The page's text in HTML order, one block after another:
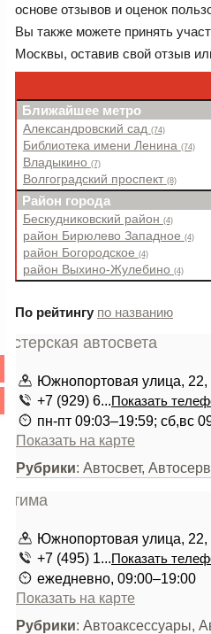
основе отзывов и оценок
Вы также можете принять
Москвы, оставив свой отзыв
Ближайшее метро
Александровский сад (74)
Библиотека имени Ленина (74)
Владыкино (7)
Волгоградский проспект (8)
Район города
Бескудниковский район (4)
район Бирюлево Западное (4)
район Богородское (4)
район Выхино-Жулебино (4)
По рейтингу по названию
Южнопортовая улица, 22,
+7 (929) 6...Показать
пн-пт 09:03–19:59; сб,вс
Показать на карте
Рубрики: Автосвет,
Южнопортовая улица, 22,
+7 (495) 1...Показать
ежедневно, 09:00–19:00
Показать на карте
Рубрики: Автоаксессуары,